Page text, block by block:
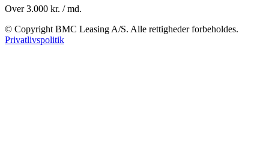
Over 3.000 kr. / md.
© Copyright BMC Leasing A/S. Alle rettigheder forbeholdes.
Privatlivspolitik